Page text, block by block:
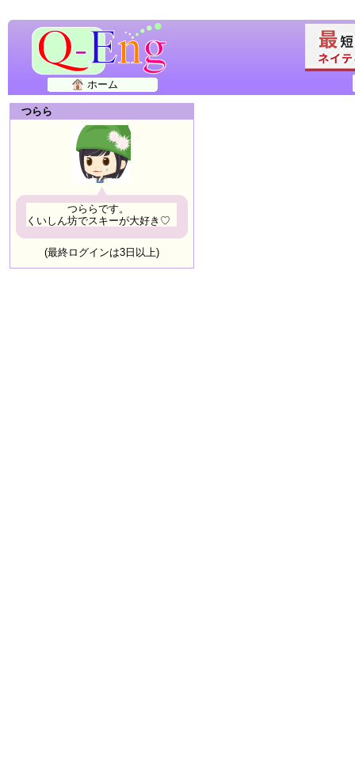
ホーム
つらら
つららです。
くいしん坊でスキーが大好き♡
(最終ログインは3日以上)